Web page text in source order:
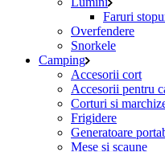
Faruri
Overfendere
Snorkele
Camping
Accesorii cort
Accesorii pentru
Corturi si
Frigidere
Generatoare
Mese si scaune